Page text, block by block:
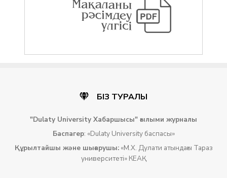
БІЗ ТУРАЛЫ
"Dulaty University Хабаршысы" ғылыми журналы
Баспагер: «Dulaty University баспасы»
Құрылтайшы жәнешығарушы:«М.Х. Дулати атындағы Тараз
университеті» КЕАҚ